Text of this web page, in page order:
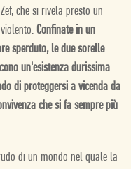
che si rivela presto un
Confinate in un
sperduto, le due sorelle
un'esistenza durissima
di proteggersi a vicenda da
che si fa sempre più
di un mondo nel quale la